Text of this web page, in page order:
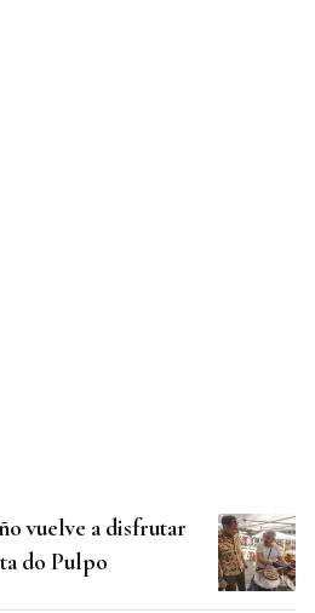
vuelve a disfrutar
do Pulpo